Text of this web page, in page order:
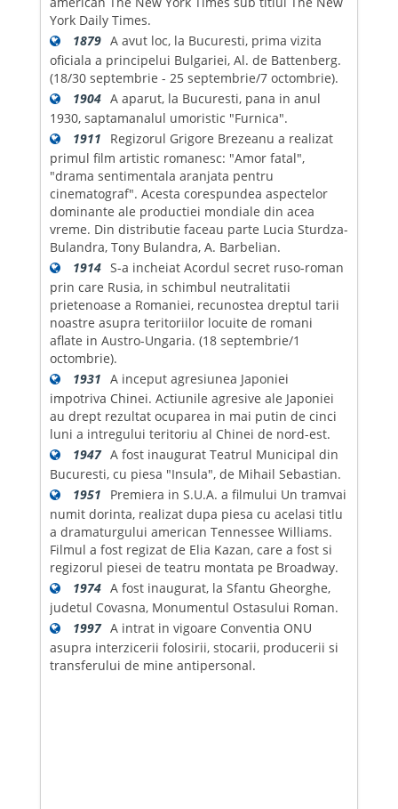
York Daily Times.
1879 A avut loc, la Bucuresti, prima vizita
oficiala a principelui Bulgariei, Al. de Battenberg.
(18/30 septembrie - 25 septembrie/7 octombrie).
1904 A aparut, la Bucuresti, pana in anul
1930, saptamanalul umoristic "Furnica".
1911
Regizorul Grigore Brezeanu a realizat
primul film artistic romanesc: "Amor fatal",
"drama sentimentala aranjata pentru
cinematograf". Acesta corespundea aspectelor
dominante ale productiei mondiale din acea
vreme. Din distributie faceau parte Lucia Sturdza-
Bulandra, Tony Bulandra, A. Barbelian.
1914 S-a incheiat Acordul secret ruso-roman
prin care Rusia, in schimbul neutralitatii
prietenoase a Romaniei, recunostea dreptul tarii
noastre asupra teritoriilor locuite de romani
aflate in Austro-Ungaria. (18 septembrie/1
octombrie).
1931 A inceput agresiunea Japoniei
impotriva Chinei. Actiunile agresive ale Japoniei
au drept rezultat ocuparea in mai putin de cinci
luni a intregului teritoriu al Chinei de nord-est.
1947 A fost inaugurat Teatrul Municipal din
Bucuresti, cu piesa "Insula", de Mihail Sebastian.
1951
Premiera in S.U.A. a filmului Un tramvai
numit dorinta, realizat dupa piesa cu acelasi titlu
a dramaturgului american Tennessee Williams.
Filmul a fost regizat de Elia Kazan, care a fost si
regizorul piesei de teatru montata pe Broadway.
1974 A fost inaugurat, la Sfantu Gheorghe,
judetul Covasna, Monumentul Ostasului Roman.
1997 A intrat in vigoare Conventia ONU
asupra interzicerii folosirii, stocarii, producerii si
transferului de mine antipersonal.